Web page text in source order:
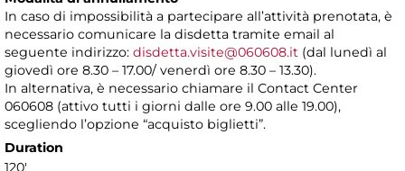
In caso di impossibilità a partecipare all’attività prenotata, è
necessario comunicare la disdetta tramite email al
seguente indirizzo: disdetta.visite@060608.it (dal lunedì al
giovedì ore 8.30 – 17.00/ venerdì ore 8.30 – 13.30).
In alternativa, è necessario chiamare il Contact Center
060608 (attivo tutti i giorni dalle ore 9.00 alle 19.00),
scegliendo l’opzione “acquisto biglietti”.
Duration
120'